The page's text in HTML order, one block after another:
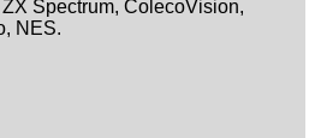
Spectrum, ColecoVision,
NES.